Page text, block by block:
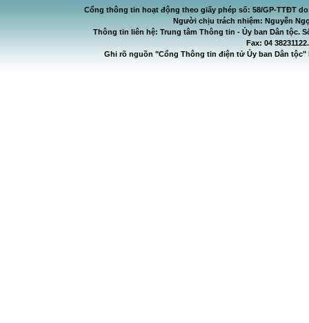
Cổng thông tin hoạt động theo giấy phép số: 58/GP-TTĐT
Người chịu trách nhiệm: Nguyễn
Thông tin liên hệ: Trung tâm Thông tin - Ủy ban Dân tộc.
Fax: 04
Ghi rõ nguồn "Cổng Thông tin điện tử Ủy ban Dân